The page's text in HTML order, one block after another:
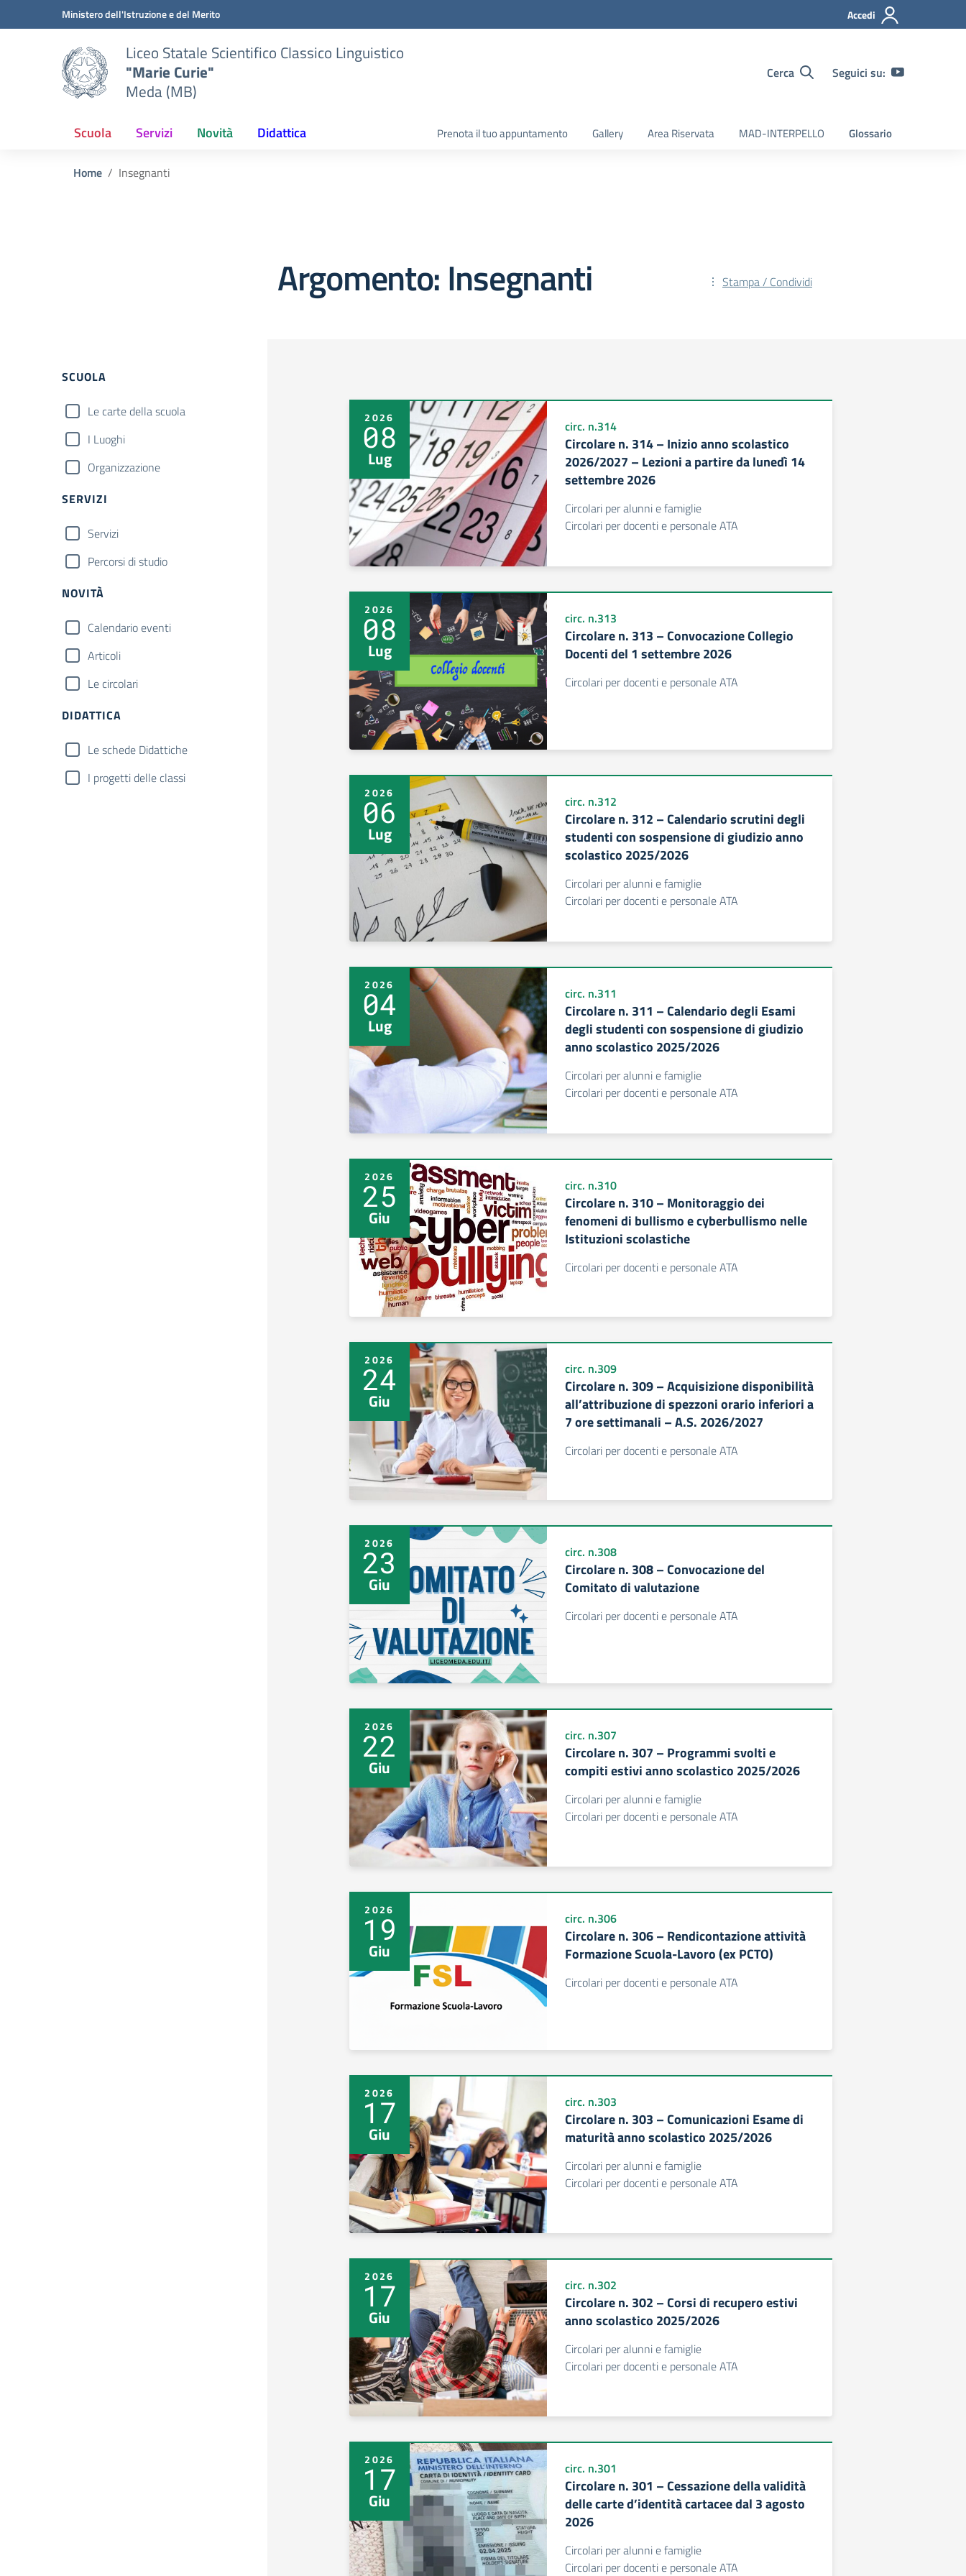
Vai ai contenuti
Vai al menu di navigazioneMinistero dell'Istruzione e del Merito Accedi
Liceo Statale Scientifico Classico Linguistico
"Marie Curie"
Meda (MB)
Cerca Seguici su:
Scuola Servizi Novità Didattica Prenota il tuo appuntamento Gallery Area Riservata MAD-INTERPELLO Glossario
Home Insegnanti
Argomento: Insegnanti Stampa / Condividi
SCUOLA
Le carte della scuola
I Luoghi
Organizzazione
SERVIZI
Servizi
Percorsi di studio
NOVITÀ
Calendario eventi
Articoli
Le circolari
DIDATTICA
Le schede Didattiche
I progetti delle classi
2026
08
Lug
circ. n.314
Circolare n. 314 – Inizio anno scolastico
2026/2027 – Lezioni a partire da lunedì 14
settembre 2026
Circolari per alunni e famiglie
Circolari per docenti e personale ATA
2026
08
Lug
circ. n.313
Circolare n. 313 – Convocazione Collegio
Docenti del 1 settembre 2026
Circolari per docenti e personale ATA
2026
06
Lug
circ. n.312
Circolare n. 312 – Calendario scrutini degli
studenti con sospensione di giudizio anno
scolastico 2025/2026
Circolari per alunni e famiglie
Circolari per docenti e personale ATA
2026
04
Lug
circ. n.311
Circolare n. 311 – Calendario degli Esami
degli studenti con sospensione di giudizio
anno scolastico 2025/2026
Circolari per alunni e famiglie
Circolari per docenti e personale ATA
2026
25
Giu
circ. n.310
Circolare n. 310 – Monitoraggio dei
fenomeni di bullismo e cyberbullismo nelle
Istituzioni scolastiche
Circolari per docenti e personale ATA
2026
24
Giu
circ. n.309
Circolare n. 309 – Acquisizione disponibilità
all’attribuzione di spezzoni orario inferiori a
7 ore settimanali – A.S. 2026/2027
Circolari per docenti e personale ATA
2026
23
Giu
circ. n.308
Circolare n. 308 – Convocazione del
Comitato di valutazione
Circolari per docenti e personale ATA
2026
22
Giu
circ. n.307
Circolare n. 307 – Programmi svolti e
compiti estivi anno scolastico 2025/2026
Circolari per alunni e famiglie
Circolari per docenti e personale ATA
2026
19
Giu
circ. n.306
Circolare n. 306 – Rendicontazione attività
Formazione Scuola-Lavoro (ex PCTO)
Circolari per docenti e personale ATA
2026
17
Giu
circ. n.303
Circolare n. 303 – Comunicazioni Esame di
maturità anno scolastico 2025/2026
Circolari per alunni e famiglie
Circolari per docenti e personale ATA
2026
17
Giu
circ. n.302
Circolare n. 302 – Corsi di recupero estivi
anno scolastico 2025/2026
Circolari per alunni e famiglie
Circolari per docenti e personale ATA
2026
17
Giu
circ. n.301
Circolare n. 301 – Cessazione della validità
delle carte d’identità cartacee dal 3 agosto
2026
Circolari per alunni e famiglie
Circolari per docenti e personale ATA